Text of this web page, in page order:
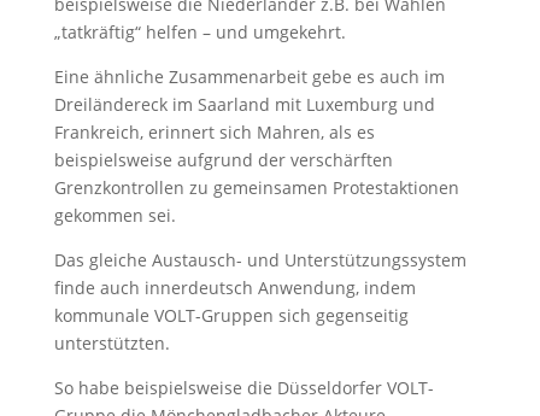
„tatkräftig“ helfen – und umgekehrt.
Eine ähnliche Zusammenarbeit gebe es auch im
Dreiländereck im Saarland mit Luxemburg und
Frankreich, erinnert sich Mahren, als es
beispielsweise aufgrund der verschärften
Grenzkontrollen zu gemeinsamen Protestaktionen
gekommen sei.
Das gleiche Austausch- und Unterstützungssystem
finde auch innerdeutsch Anwendung, indem
kommunale VOLT-Gruppen sich gegenseitig
unterstützten.
So habe beispielsweise die Düsseldorfer VOLT-